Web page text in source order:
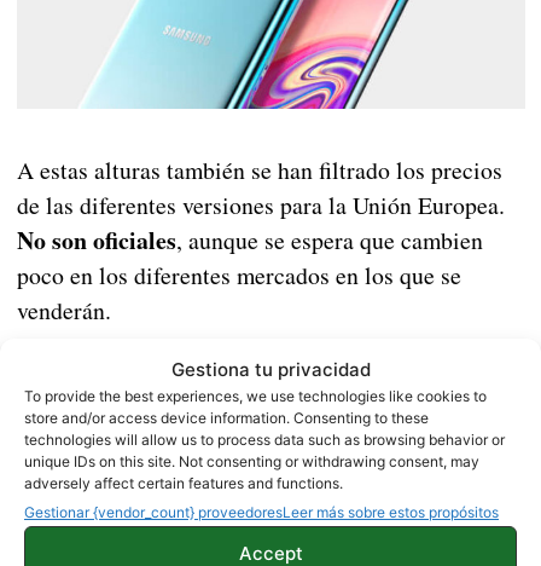
Gestiona tu privacidad
To provide the best experiences, we use technologies like cookies to
store and/or access device information. Consenting to these
technologies will allow us to process data such as browsing behavior or
unique IDs on this site. Not consenting or withdrawing consent, may
adversely affect certain features and functions.
Gestionar {vendor_count} proveedoresLeer más sobre estos propósitos
Accept
A estas alturas también se han filtrado los precios
de las diferentes versiones para la Unión Europea.
No son oficiales, aunque se espera que cambien
poco en los diferentes mercados en los que se
venderán.
Samsung Galaxy S10 6+128 GB –
1.025 dólares
Samsung Galaxy S10 8+512 GB –1.149 euros
/ 1.310 dólares
Samsung Galaxy S10+ 6+128 GB –999 euros